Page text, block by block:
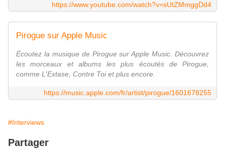
https://www.youtube.com/watch?v=sUtZMmggDd4
Pirogue sur Apple Music
Écoutez la musique de Pirogue sur Apple Music. Découvrez
les morceaux et albums les plus écoutés de Pirogue,
comme L'Extase, Contre Toi et plus encore.
https://music.apple.com/fr/artist/pirogue/1601678255
#Interviews
Partager